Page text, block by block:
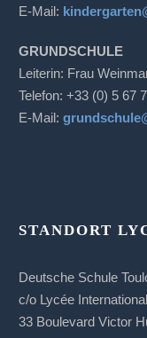
E-Mail:
GRUNDSCHULE
Leiterin: Frau
Telefon: +33 (0) 5 67
E-Mail:
STANDORT
Deutsche Schule
c/o Lycée International
33 Boulevard Victor